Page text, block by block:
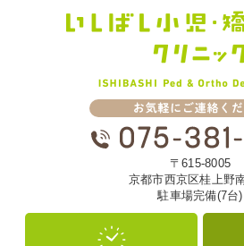
〒615-8005
京都市西京区桂上野
駐車場完備(7台)